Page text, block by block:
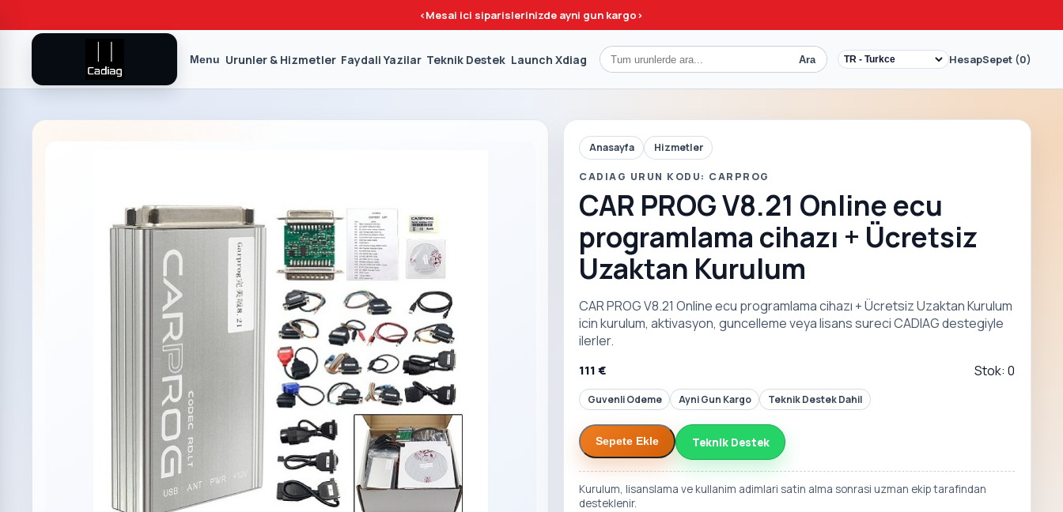
<Mesai ici siparislerinizde ayni gun kargo>
Menu Urunler & Hizmetler Faydali Yazilar Teknik Destek Launch Xdiag Ara HesapSepet (0)
Anasayfa Hizmetler
CADIAG URUN KODU: CARPROG
CAR PROG V8.21 Online ecu
programlama cihazı + Ücretsiz
Uzaktan Kurulum
CAR PROG V8.21 Online ecu programlama cihazı + Ücretsiz Uzaktan Kurulum
icin kurulum, aktivasyon, guncelleme veya lisans sureci CADIAG destegiyle
ilerler.
111 € Stok: 0
Guvenli Odeme Ayni Gun Kargo Teknik Destek Dahil
Sepete Ekle Teknik Destek
Kurulum, lisanslama ve kullanim adimlari satin alma sonrasi uzman ekip tarafindan
desteklenir.